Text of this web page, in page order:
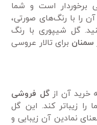
برخوردار است و شما
آن را با رنگ‌های صورتی،
گل شیپوری با رنگ
سمنان برای تالار عروسی
خرید آن ازگل فروشی
را زیباتر کند. این گل
نمادین آن زیبایی و